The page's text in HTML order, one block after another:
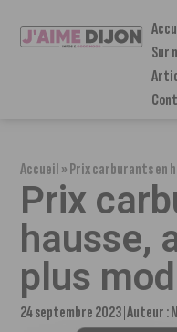
Sur
Accueil»Prix carburants en
Prix
hausse,
plus
24 septembre 2023 Auteur :